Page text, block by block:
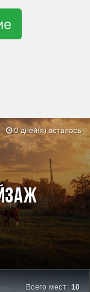
0 дней(я) осталось
Всего мест: 10